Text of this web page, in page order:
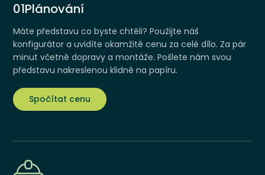
01Plánování
Máte představu co byste chtěli? Použijte náš
konfigurátor a uvidíte okamžitě cenu za celé dílo. Za pár
minut včetně dopravy a montáže. Pošlete nám svou
představu nakreslenou klidně na papíru.
Spočítat cenu